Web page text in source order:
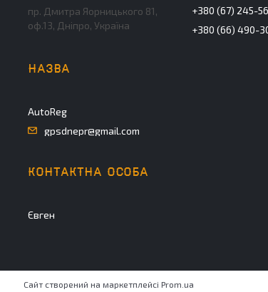
пр. Дмитра Яорницького 81,
оф.13, Дніпро, Україна
AutoReg
gpsdnepr@gmail.com
Євген
+380 (67) 245-
+380 (66) 490-
Сайт створений на маркетплейсі Prom.ua